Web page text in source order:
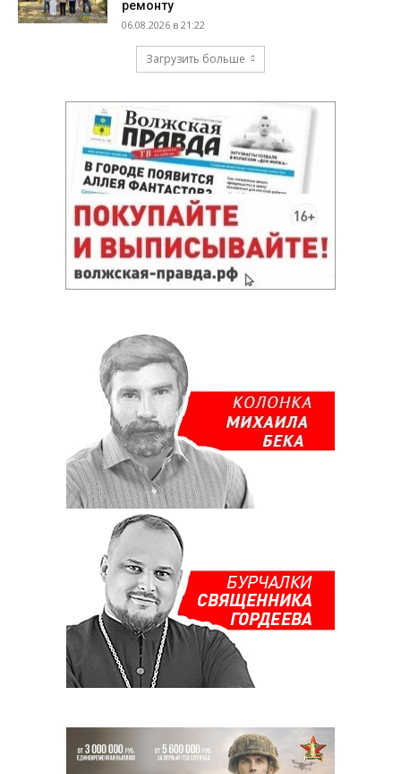
ремонту
06.08.2026 в 21:22
Загрузить больше